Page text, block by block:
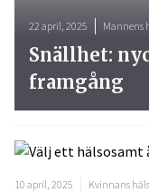
22 april, 2025 Mannens
Snällhet:
framgång
10 april, 2025 Kvinnans